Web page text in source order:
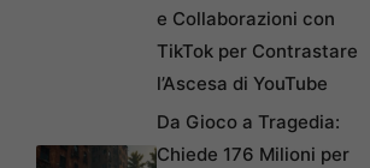
e Collaborazioni con
TikTok per Contrastare
l’Ascesa di YouTube
Da Gioco a Tragedia:
Chiede 176 Milioni per